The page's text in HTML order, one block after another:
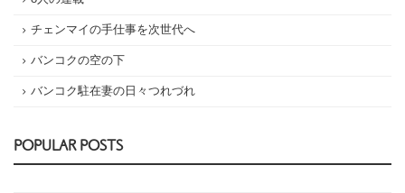
チェンマイの手仕事を次世代へ
バンコクの空の下
バンコク駐在妻の日々つれづれ
POPULAR POSTS